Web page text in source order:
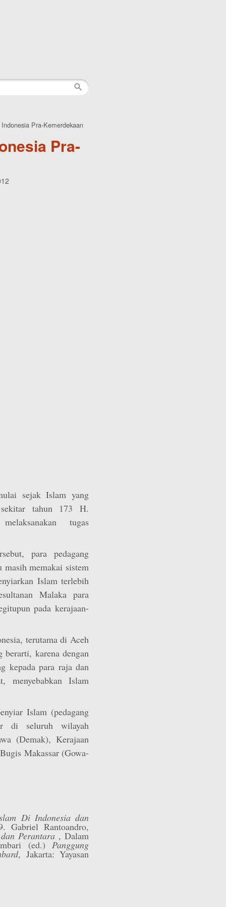
Pra-Kemerdekaan
Pra-
sejak Islam yang
tahun 173 H.
tugas
para pedagang
masih memakai sistem
Islam terlebih
Malaka para
pada kerajaan-
terutama di Aceh
karena dengan
kepada para raja dan
menyebabkan Islam
Islam (pedagang
di seluruh wilayah
(Demak), Kerajaan
Makassar (Gowa-
Di Indonesia dan
Gabriel Rantoandro,
Perantara, Dalam
(ed.) Panggung
, Jakarta: Yayasan